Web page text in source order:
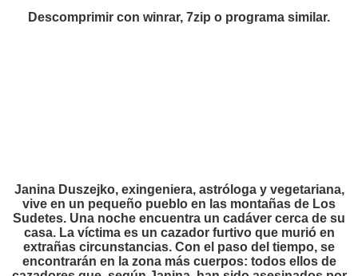
Descomprimir con winrar, 7zip o programa similar.
Janina Duszejko, exingeniera, astróloga y vegetariana,
vive en un pequeño pueblo en las montañas de Los
Sudetes. Una noche encuentra un cadáver cerca de su
casa. La víctima es un cazador furtivo que murió en
extrañas circunstancias. Con el paso del tiempo, se
encontrarán en la zona más cuerpos: todos ellos de